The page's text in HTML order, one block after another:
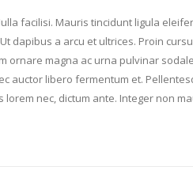
facilisi. Mauris tincidunt ligula
dapibus a arcu et ultrices. Proin
ornare magna ac urna pulvinar
auctor libero fermentum et.
nec, dictum ante. Integer non